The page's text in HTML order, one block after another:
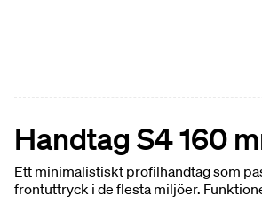
Handtag S4 160
Ett minimalistiskt profilhandtag som
frontuttryck i de flesta miljöer.